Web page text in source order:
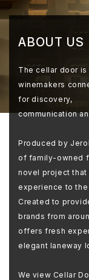
ABOUT US
The cellar door
winemakers
for discovery,
communication
Produced by
of family-owned
novel project
experience to the
Created to
brands from
offers fresh
elegant laneway
We view Cellar